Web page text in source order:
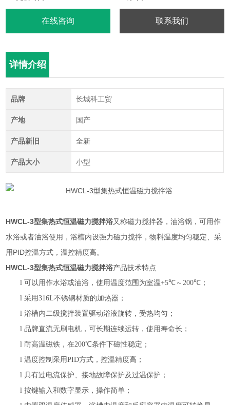
在线咨询 联系我们
详情介绍
品牌 长城科工贸
产地 国产
产品新旧 全新
产品大小 小型
HWCL-3型集热式恒温磁力搅拌浴又称磁力搅拌器，油浴锅，可用作
水浴或者油浴使用，浴槽内设强力磁力搅拌，物料温度均匀稳定、采
用PID控温方式，温控精度高。
HWCL-3型集热式恒温磁力搅拌浴产品技术特点
l 可以用作水浴或油浴，使用温度范围为室温+5℃ ～200℃ ；
l 采用316L不锈钢材质的加热器；
l 浴槽内二级搅拌装置驱动浴液旋转，受热均匀 ；
l 品牌直流无刷电机，可长期连续运转，使用寿命长；
l 耐高温磁铁，在200℃条件下磁性稳定；
l 温度控制采用PID方式，控温精度高；
l 具有过电流保护、接地故障保护及过温保护；
l 按键输入和数字显示，操作简单；